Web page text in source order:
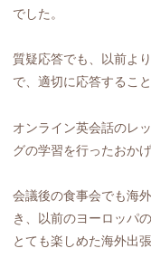
でした。
質疑応答でも、以前よ
で、適切に応答するこ
オンライン英会話のレ
グの学習を行ったおか
会議後の食事会でも海
き、以前のヨーロッパ
とても楽しめた海外出張